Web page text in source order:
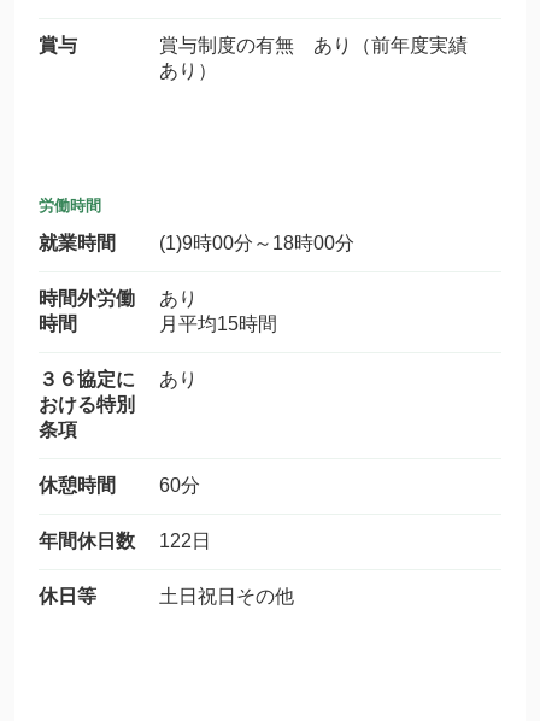
賞与
賞与制度の有無 あり（前年度実績
あり）
労働時間
就業時間 (1)9時00分～18時00分
時間外労働
時間
あり
月平均15時間
３６協定に
おける特別
条項
あり
休憩時間 60分
年間休日数 122日
休日等 土日祝日その他